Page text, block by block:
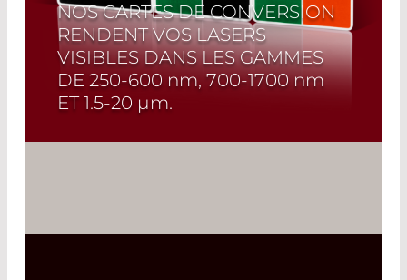
NOS CARTES DE CONVERSION
RENDENT VOS LASERS
VISIBLES DANS LES GAMMES
DE 250-600 nm, 700-1700 nm
ET1.5-20 µm.